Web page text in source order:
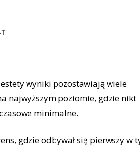
wyniki pozostawiają wiele
najwyższym poziomie, gdzie nikt
minimalne.
gdzie odbywał się pierwszy w